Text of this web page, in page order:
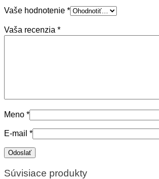
Vaše hodnotenie *
Vaša recenzia *
Meno *
E-mail *
Súvisiace produkty